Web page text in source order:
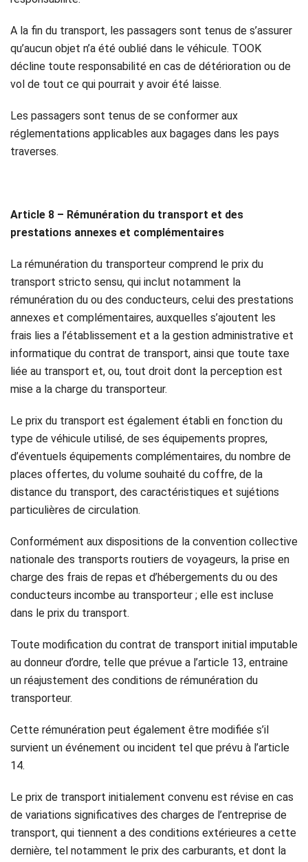
A la fin du transport, les passagers sont tenus de s’assurer
qu’aucun objet n’a été oublié dans le véhicule. TOOK
décline toute responsabilité en cas de détérioration ou de
vol de tout ce qui pourrait y avoir été laisse.
Les passagers sont tenus de se conformer aux
réglementations applicables aux bagages dans les pays
traverses.
Article 8 – Rémunération du transport et des
prestations annexes et complémentaires
La rémunération du transporteur comprend le prix du
transport stricto sensu, qui inclut notamment la
rémunération du ou des conducteurs, celui des prestations
annexes et complémentaires, auxquelles s’ajoutent les
frais lies a l’établissement et a la gestion administrative et
informatique du contrat de transport, ainsi que toute taxe
liée au transport et, ou, tout droit dont la perception est
mise a la charge du transporteur.
Le prix du transport est également établi en fonction du
type de véhicule utilisé, de ses équipements propres,
d’éventuels équipements complémentaires, du nombre de
places offertes, du volume souhaité du coffre, de la
distance du transport, des caractéristiques et sujétions
particulières de circulation.
Conformément aux dispositions de la convention collective
nationale des transports routiers de voyageurs, la prise en
charge des frais de repas et d’hébergements du ou des
conducteurs incombe au transporteur ; elle est incluse
dans le prix du transport.
Toute modification du contrat de transport initial imputable
au donneur d’ordre, telle que prévue a l’article 13, entraine
un réajustement des conditions de rémunération du
transporteur.
Cette rémunération peut également être modifiée s’il
survient un événement ou incident tel que prévu à l’article
14.
Le prix de transport initialement convenu est révise en cas
de variations significatives des charges de l’entreprise de
transport, qui tiennent a des conditions extérieures a cette
dernière, tel notamment le prix des carburants, et dont la